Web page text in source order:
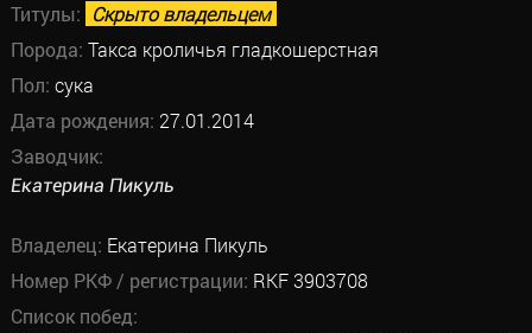
Титулы: Скрыто владельцем
Порода: Такса кроличья гладкошерстная
Пол: сука
Дата рождения: 27.01.2014
Заводчик:
Екатерина Пикуль
Владелец: Екатерина Пикуль
Номер РКФ / регистрации: RKF 3903708
Список побед: